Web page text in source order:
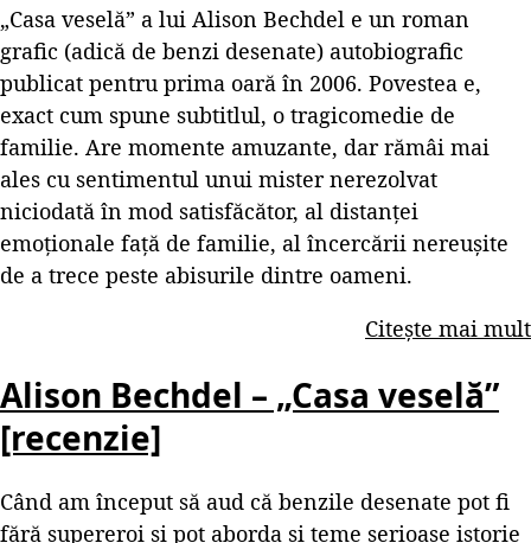
„Casa veselă” a lui Alison Bechdel e un roman
grafic (adică de benzi desenate) autobiografic
publicat pentru prima oară în 2006. Povestea e,
exact cum spune subtitlul, o tragicomedie de
familie. Are momente amuzante, dar rămâi mai
ales cu sentimentul unui mister nerezolvat
niciodată în mod satisfăcător, al distanței
emoționale față de familie, al încercării nereușite
de a trece peste abisurile dintre oameni.
Citește mai mult
Alison Bechdel – „Casa veselă”
[recenzie]
Când am început să aud că benzile desenate pot fi
fără supereroi și pot aborda și teme serioase istorie